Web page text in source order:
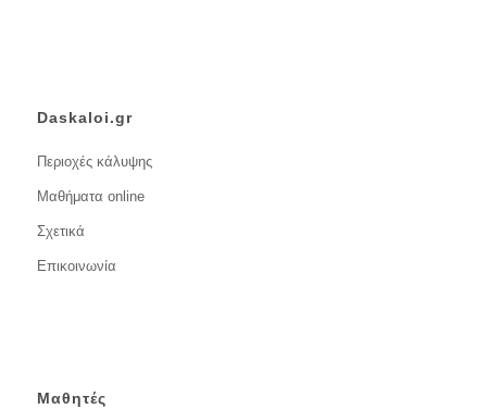
Daskaloi.gr
Περιοχές κάλυψης
Μαθήματα online
Σχετικά
Επικοινωνία
Μαθητές